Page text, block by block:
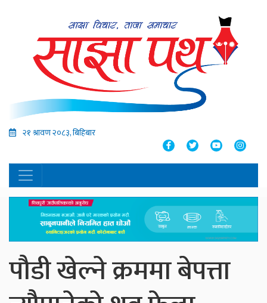
२१ श्रावण २०८३, बिहिबार
पौडी खेल्ने क्रममा बेपत्ता